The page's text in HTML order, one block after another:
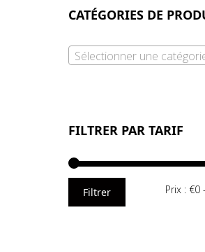
CATÉGORIES DE
Sélectionner une
FILTRER PAR TARIF
Filtrer Prix : €0